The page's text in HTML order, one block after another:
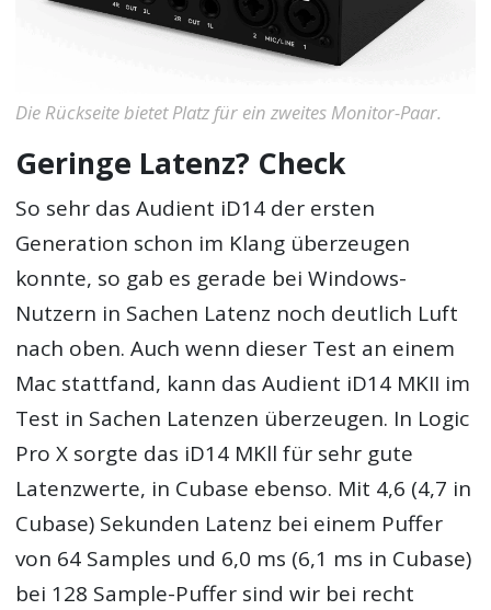
Die Rückseite bietet Platz für ein zweites Monitor-Paar.
Geringe Latenz? Check
So sehr das Audient iD14 der ersten
Generation schon im Klang überzeugen
konnte, so gab es gerade bei Windows-
Nutzern in Sachen Latenz noch deutlich Luft
nach oben. Auch wenn dieser Test an einem
Mac stattfand, kann das Audient iD14 MKII im
Test in Sachen Latenzen überzeugen. In Logic
Pro X sorgte das iD14 MKll für sehr gute
Latenzwerte, in Cubase ebenso. Mit 4,6 (4,7 in
Cubase) Sekunden Latenz bei einem Puffer
von 64 Samples und 6,0 ms (6,1 ms in Cubase)
bei 128 Sample-Puffer sind wir bei recht